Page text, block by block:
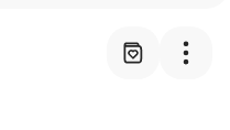
Leer koken als een chef